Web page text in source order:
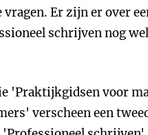
vragen. Er zijn er over
schrijven nog
'Praktijkgidsen voor
verscheen een